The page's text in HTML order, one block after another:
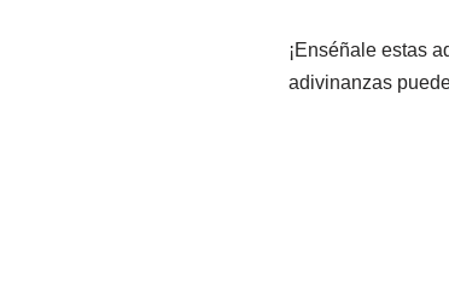
¡Enséñale estas
adivinanzas